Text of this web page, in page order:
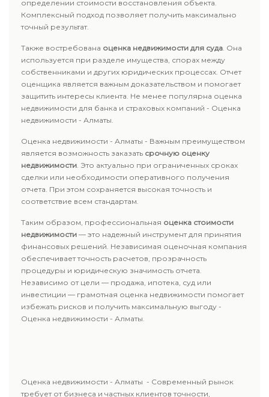
определении стоимости восстановления объекта.
Комплексный подход позволяет получить максимально
точный результат.
Также востребована оценка недвижимости для суда. Она
используется при разделе имущества, спорах между
собственниками и других юридических процессах. Отчет
оценщика является важным доказательством и помогает
защитить интересы клиента. Не менее популярна оценка
недвижимости для банка и страховых компаний - Оценка
недвижимости - Алматы.
Оценка недвижимости - Алматы - Важным преимуществом
является возможность заказать срочную оценку
недвижимости. Это актуально при ограниченных сроках
сделки или необходимости оперативного получения
отчета. При этом сохраняется высокая точность и
соответствие всем стандартам.
Таким образом, профессиональная оценка стоимости
недвижимости — это надежный инструмент для принятия
финансовых решений. Независимая оценочная компания
обеспечивает точность расчетов, прозрачность
процедуры и юридическую значимость отчета.
Независимо от цели — продажа, ипотека, суд или
инвестиции — грамотная оценка недвижимости помогает
избежать рисков и получить максимальную выгоду -
Оценка недвижимости - Алматы.
Оценка недвижимости - Алматы - Современный рынок
требует от бизнеса и частных клиентов точности,